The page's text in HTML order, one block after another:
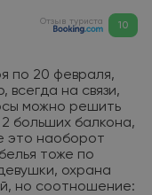
Отзыв туриста 10
по 20 февраля,
всегда на связи,
можно решить
больших балкона,
это наоборот
тоже по
охрана
но соотношение: